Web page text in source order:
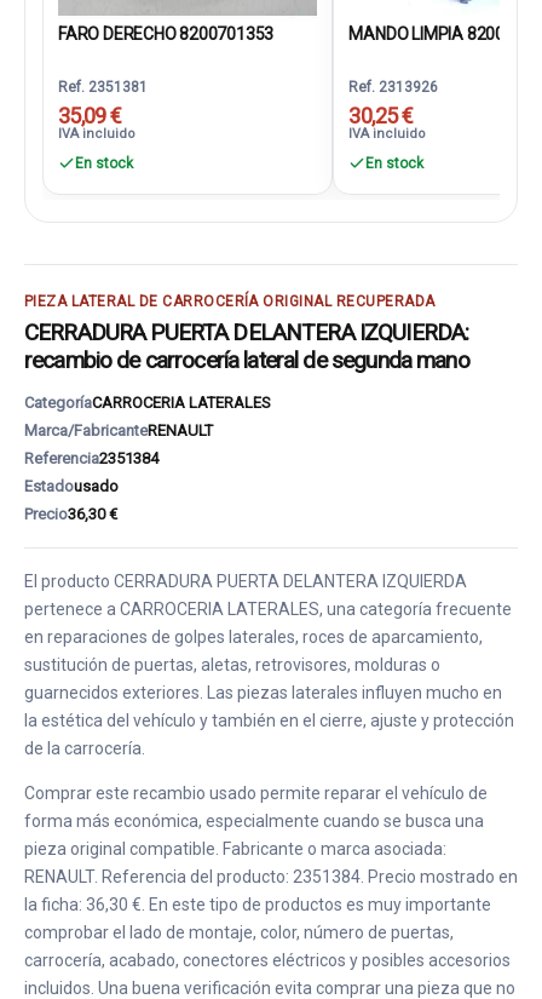
FARO DERECHO 8200701353
Ref. 2351381
35,09 €
IVA incluido
En stock
MANDO LIMPIA
Ref. 2313926
30,25 €
IVA incluido
En stock
PIEZA LATERAL DE CARROCERÍA ORIGINAL RECUPERADA
CERRADURA PUERTA DELANTERA IZQUIERDA:
recambio de carrocería lateral de segunda mano
CategoríaCARROCERIA LATERALES
Marca/FabricanteRENAULT
Referencia2351384
Estadousado
Precio36,30 €
El producto CERRADURA PUERTA DELANTERA IZQUIERDA
pertenece a CARROCERIA LATERALES, una categoría frecuente
en reparaciones de golpes laterales, roces de aparcamiento,
sustitución de puertas, aletas, retrovisores, molduras o
guarnecidos exteriores. Las piezas laterales influyen mucho en
la estética del vehículo y también en el cierre, ajuste y protección
de la carrocería.
Comprar este recambio usado permite reparar el vehículo de
forma más económica, especialmente cuando se busca una
pieza original compatible. Fabricante o marca asociada:
RENAULT. Referencia del producto: 2351384. Precio mostrado en
la ficha: 36,30 €. En este tipo de productos es muy importante
comprobar el lado de montaje, color, número de puertas,
carrocería, acabado, conectores eléctricos y posibles accesorios
incluidos. Una buena verificación evita comprar una pieza que no